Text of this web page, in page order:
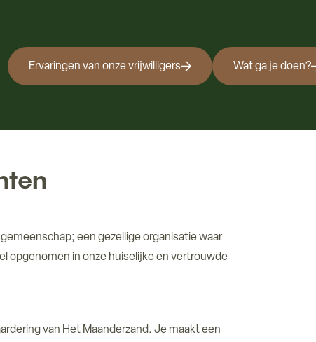
Ervaringen van onze vrijwilligers Wat ga je doen?
een gezellige organisatie waar
opgenomen in onze huiselijke en vertrouwde
van Het Maanderzand. Je maakt een